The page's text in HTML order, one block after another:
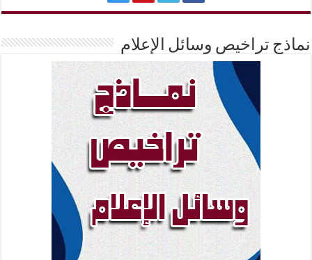
نماذج تراخيص وسائل الإعلام